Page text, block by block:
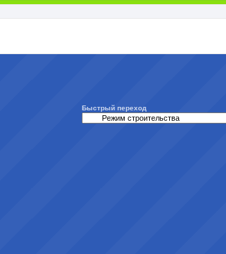
Быстрый переход